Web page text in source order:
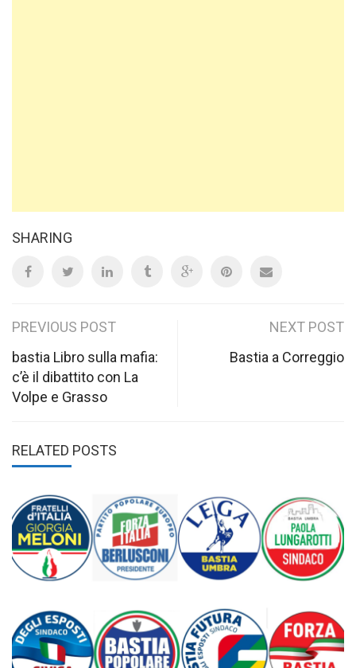
SHARING
Post
navigation
PREVIOUS POST
bastia Libro sulla mafia:
c’è il dibattito con La
Volpe e Grasso
NEXT POST
Bastia a Correggio
RELATED POSTS